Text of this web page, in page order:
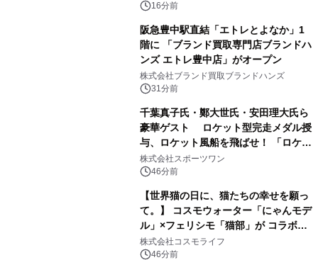
16分前
阪急豊中駅直結「エトレとよなか」1
階に 「ブランド買取専門店ブランドハ
ンズ エトレ豊中店」がオープン
株式会社ブランド買取ブランドハンズ
31分前
千葉真子氏・鄭大世氏・安田理大氏ら
豪華ゲスト ロケット型完走メダル授
与、ロケット風船を飛ばせ！ 「ロケッ
トマラソン2026」開催
株式会社スポーツワン
46分前
【世界猫の日に、猫たちの幸せを願っ
て。】 コスモウォーター「にゃんモデ
ル」×フェリシモ「猫部」が コラボキ
ャンペーンを実施
株式会社コスモライフ
46分前